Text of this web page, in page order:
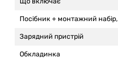
Посібник + монтажний набір,
Зарядний пристрій
Обкладинка